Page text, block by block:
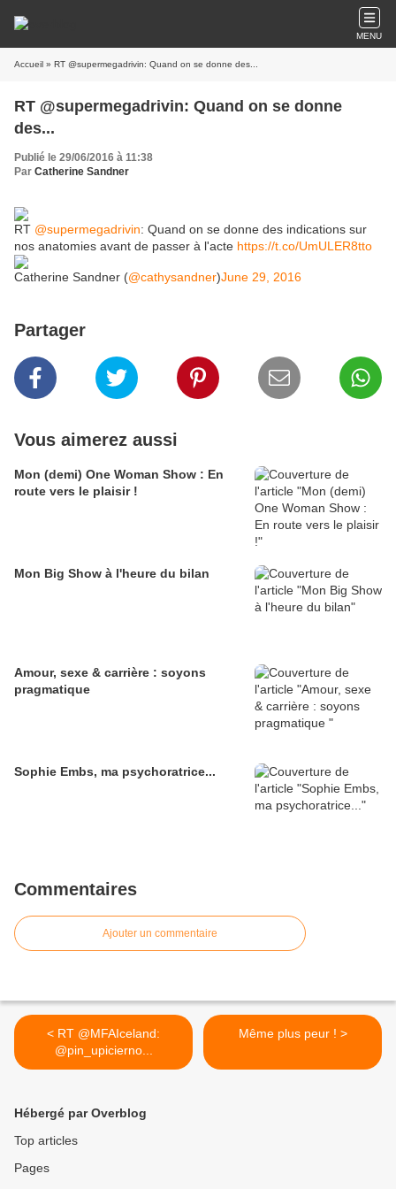
MENU
Accueil » RT @supermegadrivin: Quand on se donne des...
RT @supermegadrivin: Quand on se donne
des...
Publié le 29/06/2016 à 11:38
Par Catherine Sandner
RT @supermegadrivin: Quand on se donne des indications sur
nos anatomies avant de passer à l'acte https://t.co/UmULER8tto
Catherine Sandner (@cathysandner)June 29, 2016
Partager
Vous aimerez aussi
Mon (demi) One Woman Show : En
route vers le plaisir !
Mon Big Show à l'heure du bilan
Amour, sexe & carrière : soyons
pragmatique
Sophie Embs, ma psychoratrice...
Commentaires
Ajouter un commentaire
< RT @MFAIceland:
@pin_upicierno...
Même plus peur ! >
Hébergé par Overblog
Top articles
Pages